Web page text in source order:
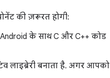
की ज़रूरत होगी:
के साथ C और C++ कोड
लाइब्रेरी बनाता है. अगर आपको